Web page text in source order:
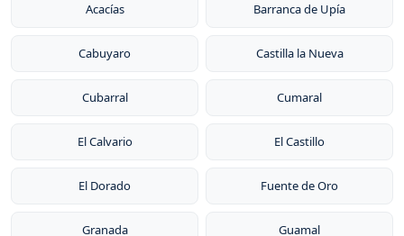
Acacías Barranca de Upía
Cabuyaro Castilla la Nueva
Cubarral Cumaral
El Calvario El Castillo
El Dorado Fuente de Oro
Granada Guamal